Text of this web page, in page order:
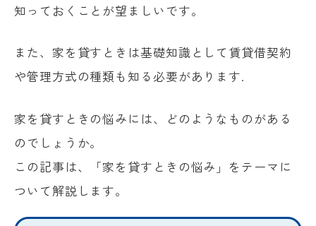
知っておくことが望ましいです。
また、家を貸すときは基礎知識として賃貸借契約
や管理方式の種類も知る必要があります.
家を貸すときの悩みには、どのようなものがある
のでしょうか。
この記事は、「家を貸すときの悩み」をテーマに
ついて解説します。